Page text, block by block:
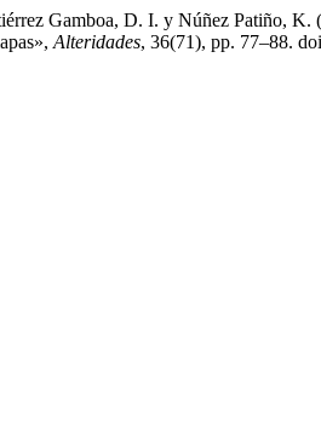
Gamboa, D. I. y Núñez Patiño, K.
Alteridades, 36(71), pp. 77–88.